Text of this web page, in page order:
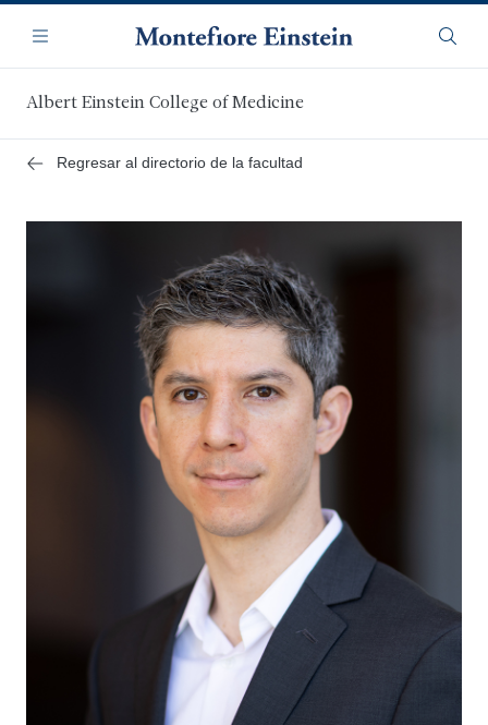
contenido
principal
Navegación
Menú
Albert Einstein College of Medicine
Regresar al directorio de la facultad